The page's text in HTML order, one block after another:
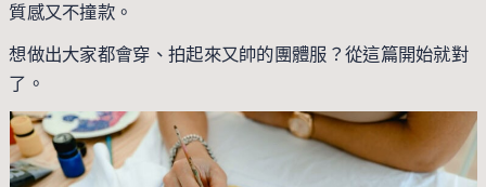
質感又不撞款。
想做出大家都會穿、拍起來又帥的團體服？從這篇開始就對
了。